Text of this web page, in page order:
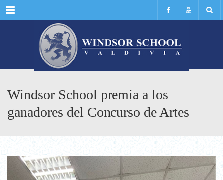
Menu
Windsor School premia a los
ganadores del Concurso de Artes